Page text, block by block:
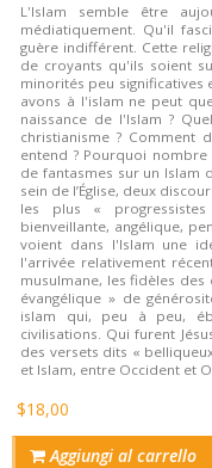
L'Islam semble être
médiatiquement. Qu'il
guère indifférent. Cette
de croyants qu'ils soient
minorités peu
avons à l'islam ne peut
naissance de l'Islam ?
christianisme ?
entend ? Pourquoi
de fantasmes sur un Islam
sein de l’Église, deux
les plus «
bienveillante, angélique,
voient dans l'Islam une
l'arrivée relativement
musulmane, les fidèles
évangélique » de
islam qui, peu à peu,
civilisations. Qui furent
des versets dits «
et Islam, entre Occident et
$18,00
Aggiungi al carrello